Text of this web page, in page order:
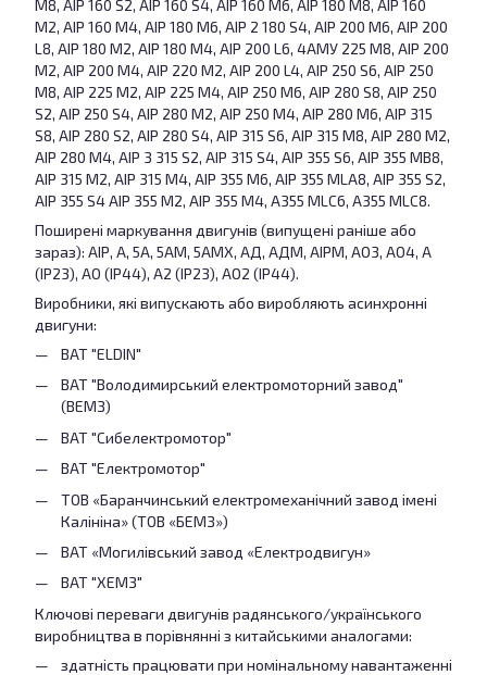
М8, АІР 160 S2, АІР 160 S4, АІР 160 М6, АІР 180 М8, АІР 160
М2, АІР 160 М4, АІР 180 М6, АІР 2 180 S4, АІР 200 M6, АІР 200
L8, АІР 180 М2, АІР 180 М4, АІР 200 L6, 4АМУ 225 М8, АІР 200
M2, АІР 200 M4, АІР 220 М2, АІР 200 L4, АІР 250 S6, АІР 250
М8, АІР 225 М2, АІР 225 М4, АІР 250 М6, АІР 280 S8, АІР 250
S2, АІР 250 S4, АІР 280 М2, АІР 250 М4, АІР 280 М6, АІР 315
S8, АІР 280 S2, АІР 280 S4, АІР 315 S6, АІР 315 М8, АІР 280 М2,
АІР 280 М4, АІР 3 315 S2, АІР 315 S4, АІР 355 S6, АІР 355 МB8,
АІР 315 М2, АІР 315 М4, АІР 355 М6, АІР 355 MLA8, АІР 355 S2,
АІР 355 S4 АІР 355 М2, АІР 355 М4, А355 МLC6, А355 МLC8.
Поширені маркування двигунів (випущені раніше або
зараз): AІР, А, 5A, 5АМ, 5AМХ, AД, AДМ, AІРМ, AО3, AО4, A
(IP23), AO (IP44), A2 (IP23), АО2 (IP44).
Виробники, які випускають або виробляють асинхронні
двигуни:
ВАТ "ELDIN"
ВАТ "Володимирський електромоторний завод"
(ВЕМЗ)
ВАТ "Сибелектромотор"
ВАТ "Електромотор"
ТОВ «Баранчинський електромеханічний завод імені
Калініна» (ТОВ «БЕМЗ»)
ВАТ «Могилівський завод «Електродвигун»
ВАТ "ХЕМЗ"
Ключові переваги двигунів радянського/українського
виробництва в порівнянні з китайськими аналогами:
здатність працювати при номінальному навантаженні